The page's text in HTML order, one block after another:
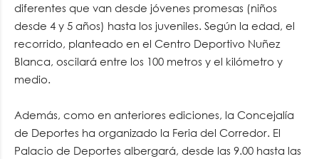
diferentes que van desde jóvenes promesas (niños
desde 4 y 5 años) hasta los juveniles. Según la edad, el
recorrido, planteado en el Centro Deportivo Nuñez
Blanca, oscilará entre los 100 metros y el kilómetro y
medio.
Además, como en anteriores ediciones, la Concejalía
de Deportes ha organizado la Feria del Corredor. El
Palacio de Deportes albergará, desde las 9.00 hasta las